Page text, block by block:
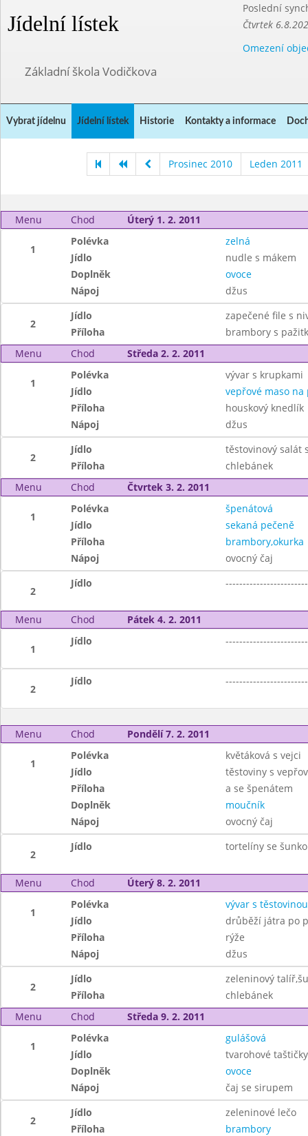
Jídelní lístek
Poslední
Čtvrtek
Omezení
Základní škola Vodičkova
Vybrat jídelnu Jídelní lístek Historie Kontakty a informace
Prosinec 2010 Leden 2011
Menu Chod Úterý 1. 2. 2011
1
Polévka
zelná
Jídlo
nudle s mákem
Doplněk
ovoce
Nápoj
džus
2
Jídlo
zapečené file s
Příloha
brambory s
Menu
Chod Středa 2. 2. 2011
1
Polévka
vývar s krupkami
Jídlo
vepřové maso na
Příloha
houskový knedlík
Nápoj
džus
2
Jídlo
těstovinový salát
Příloha
chlebánek
Menu
Chod Čtvrtek 3. 2. 2011
1
Polévka
špenátová
Jídlo
sekaná pečeně
Příloha
brambory,okurka
Nápoj
ovocný čaj
2
Jídlo
Menu Chod Pátek 4. 2. 2011
1
Jídlo
2
Jídlo
Menu Chod Pondělí 7. 2. 2011
1
Polévka
květáková s vejci
Jídlo
těstoviny s
Příloha
a se špenátem
Doplněk
moučník
Nápoj
ovocný čaj
2
Jídlo tortelíny se
Menu Chod Úterý 8. 2. 2011
1
Polévka
vývar s těstovinou
Jídlo
drůběží játra po
Příloha
rýže
Nápoj
džus
2
Jídlo
zeleninový
Příloha
chlebánek
Menu
Chod Středa 9. 2. 2011
1
Polévka
gulášová
Jídlo
tvarohové
Doplněk
ovoce
Nápoj
čaj se sirupem
2
Jídlo
zeleninové lečo
Příloha
brambory